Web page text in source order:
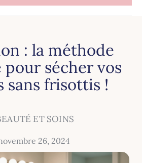
: la méthode
sécher vos
sans frisottis !
ET SOINS
26, 2024